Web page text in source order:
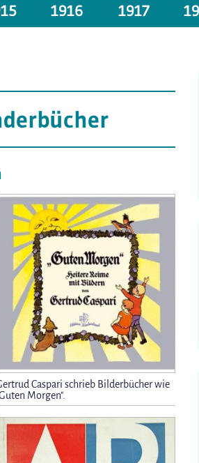
1916 1917
Caspari schrieb Bilderbücher wie
Morgen".